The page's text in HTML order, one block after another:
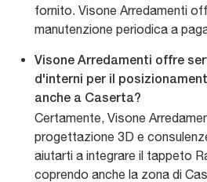
fornito. Visone Arredamenti
manutenzione periodica a
Visone Arredamenti offre
d'interni per il
anche a Caserta?
Certamente, Visone
progettazione 3D e
aiutarti a integrare il tappeto
coprendo anche la zona di